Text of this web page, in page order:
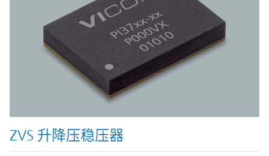
ZVS 升降压稳压器